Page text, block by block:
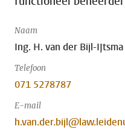
Naam
Ing. H. van der Bijl-IJtsma
Telefoon
071 5278787
E-mail